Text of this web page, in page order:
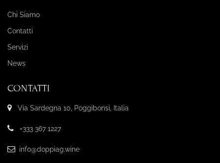
Chi Siamo
Contatti
Servizi
News
CONTATTI
Via Sardegna 10, Poggibonsi, Italia
+333 367 1227
info@doppiag.wine